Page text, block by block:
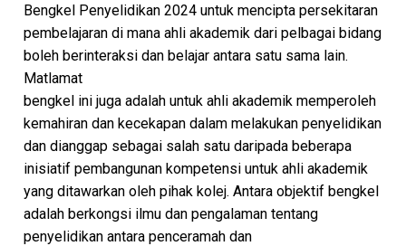
Bengkel Penyelidikan 2024 untuk mencipta persekitaran
pembelajaran di mana ahli akademik dari pelbagai bidang
boleh berinteraksi dan belajar antara satu sama lain.
Matlamat
bengkel ini juga adalah untuk ahli akademik memperoleh
kemahiran dan kecekapan dalam melakukan penyelidikan
dan dianggap sebagai salah satu daripada beberapa
inisiatif pembangunan kompetensi untuk ahli akademik
yang ditawarkan oleh pihak kolej. Antara objektif bengkel
adalah berkongsi ilmu dan pengalaman tentang
penyelidikan antara penceramah dan